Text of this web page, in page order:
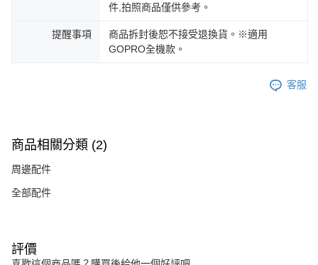
件,拍照商品僅供參考。
提醒事項
商品拆封後恕不接受退換貨。※適用
GOPRO全機款。
客服
商品相關分類 (2)
周邊配件
全部配件
評價